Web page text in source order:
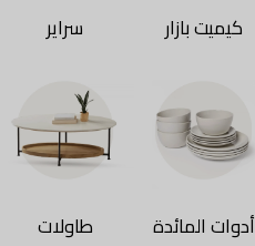
كيميت بازار
أدوات المائدة
سراير
طاولات